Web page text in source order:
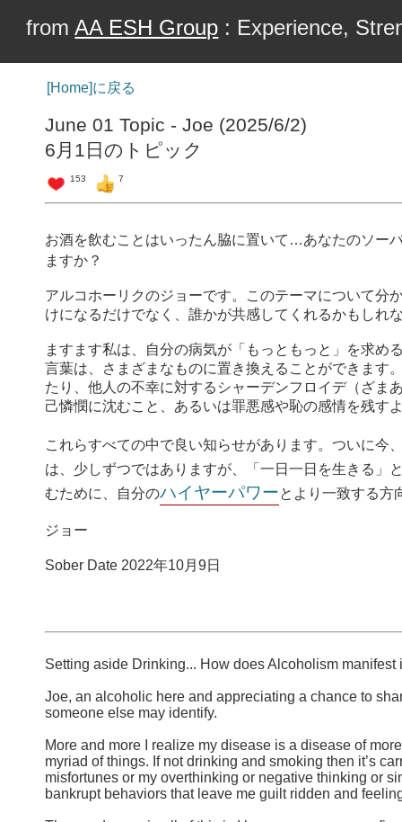
fromAA ESH Group : Experience,
[Home]に戻る
June 01 Topic - Joe (2025/6/2)
6月1日のトピック
153 7
お酒を飲むことはいったん脇に置いて…あなたのソー
ますか？
アルコホーリクのジョーです。このテーマについて分
けになるだけでなく、誰かが共感してくれるかもしれ
ますます私は、自分の病気が「もっともっと」を求め
言葉は、さまざまなものに置き換えることができます
たり、他人の不幸に対するシャーデンフロイデ（ざま
己憐憫に沈むこと、あるいは罪悪感や恥の感情を残す
これらすべての中で良い知らせがあります。ついに今
は、少しずつではありますが、「一日一日を生きる」
むために、自分のハイヤーパワーとより一致する方
ジョー
Sober Date 2022年10月9日
Setting aside Drinking... How does Alcoholism
Joe, an alcoholic here and appreciating a chance to
someone else may identify.
More and more I realize my disease is a disease of
myriad of things. If not drinking and smoking then it’s
misfortunes or my overthinking or negative thinking or
bankrupt behaviors that leave me guilt ridden and